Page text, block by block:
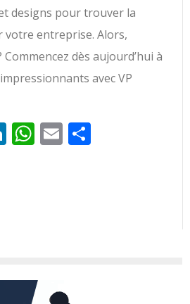
designs pour trouver la
entreprise. Alors,
dès aujourd’hui à
avec VP
LinkedIn
WhatsApp
Email